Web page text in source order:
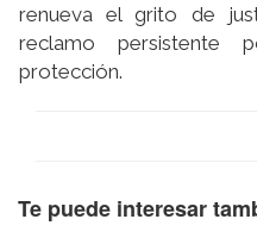
renueva el grito de
reclamo persistente
protección.
Te puede interesar